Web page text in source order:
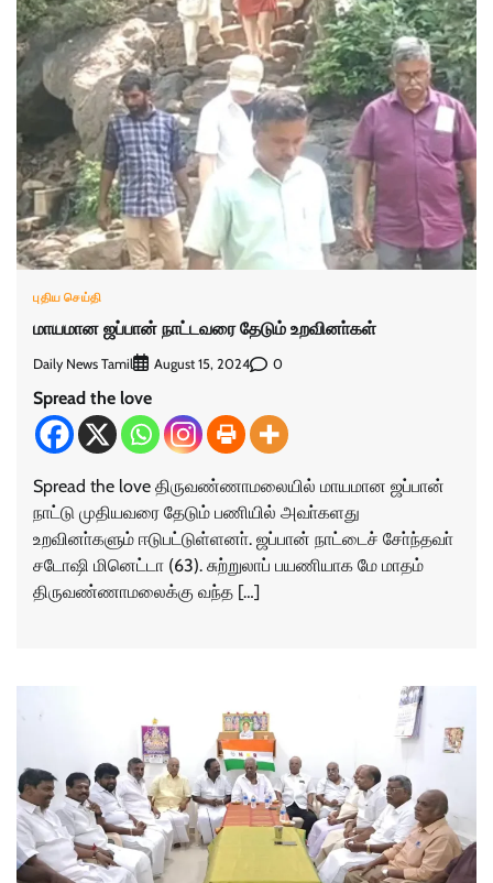
புதிய செய்தி
மாயமான ஜப்பான் நாட்டவரை தேடும் உறவினா்கள்
Daily News Tamil August 15, 2024 0
Spread the love
Spread the love திருவண்ணாமலையில் மாயமான ஜப்பான்
நாட்டு முதியவரை தேடும் பணியில் அவா்களது
உறவினா்களும் ஈடுபட்டுள்ளனா். ஜப்பான் நாட்டைச் சோ்ந்தவா்
சடோஷி மினெட்டா (63). சுற்றுலாப் பயணியாக மே மாதம்
திருவண்ணாமலைக்கு வந்த […]